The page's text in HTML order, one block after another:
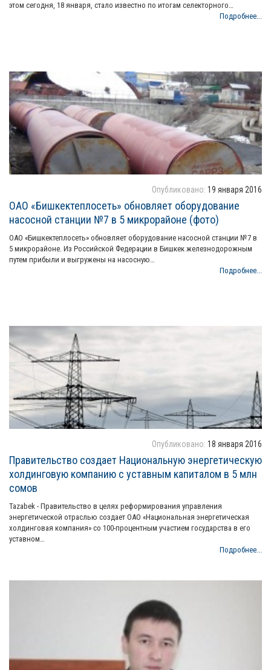
этом сегодня, 18 января, стало известно по итогам селекторного…
Подробнее...
Опубликовано: 19 января 2016
ОАО «Бишкектеплосеть» обновляет оборудование
насосной станции №7 в 5 микрорайоне (фото)
ОАО «Бишкектеплосеть» обновляет оборудование насосной станции №7 в
5 микрорайоне. Из Российской Федерации в Бишкек железнодорожным
путем прибыли и выгружены на насосную…
Подробнее...
Опубликовано: 18 января 2016
Правительство создает Национальную энергетическую
холдинговую компанию с уставным капиталом в 5 млн
сомов
Tazabek - Правительство в целях реформирования управления
энергетической отраслью создает ОАО «Национальная энергетическая
холдинговая компания» со 100-процентным участием государства в его
уставном…
Подробнее...